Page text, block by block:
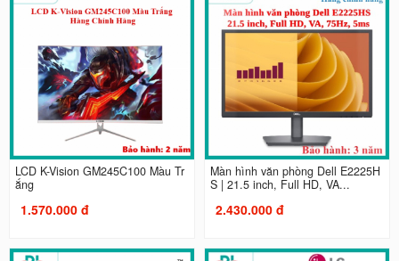
LCD K-Vision GM245C100 Màu Tr
ắng
1.570.000 đ
Màn hình văn phòng Dell E2225H
S | 21.5 inch, Full HD, VA...
2.430.000 đ